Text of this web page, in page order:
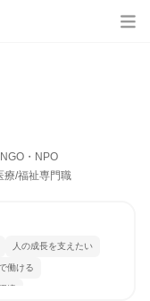
・NPO
療/福祉専門職
人の成長を支えたい
働ける
境